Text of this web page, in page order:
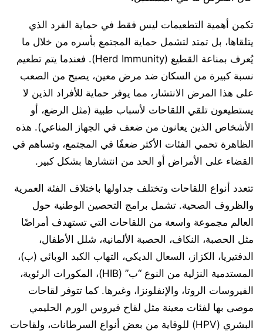
تكمن أهمية التطعيمات ليس فقط في حماية الفرد الذي
يتلقاها، بل تمتد لتشمل حماية المجتمع بأسره من خلال ما
يُعرف بمناعة القطيع (Herd Immunity). فعندما يتم تطعيم
نسبة كبيرة من السكان ضد مرض معين، يصبح من الصعب
على هذا المرض الانتشار، مما يوفر حماية للأفراد الذين لا
يستطيعون تلقي اللقاحات لأسباب طبية (مثل الرضع، أو
الأشخاص الذين يعانون من ضعف في الجهاز المناعي). هذه
الظاهرة تحمي الفئات الأكثر ضعفًا في المجتمع، وتساهم في
القضاء على الأمراض أو الحد من انتشارها بشكل كبير.
تتعدد أنواع اللقاحات وتختلف جداولها باختلاف الفئة العمرية
والظروف الصحية. تشمل برامج التحصين الوطنية حول
العالم مجموعة واسعة من اللقاحات التي تستهدف أمراضًا
مثل الحصبة، النكاف، الحصبة الألمانية، شلل الأطفال،
الدفتيريا، الكزاز، السعال الديكي، التهاب الكبد الوبائي (ب)،
المستدمية النزلية من النوع “ب” (HIB)، المكورات الرئوية،
الفيروسات الروتا، والإنفلونزا، وغيرها. كما تتوفر لقاحات
موصى بها لفئات معينة مثل لقاح فيروس الورم الحليمي
البشري (HPV) للوقاية من بعض أنواع السرطانات، ولقاحات